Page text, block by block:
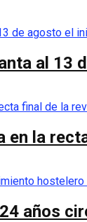
al 13
en la
años